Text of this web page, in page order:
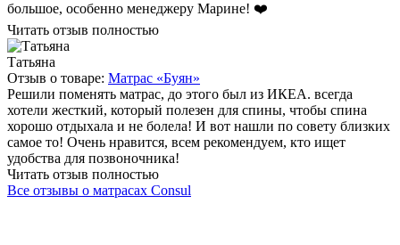
большое, особенно менеджеру Марине! ❤️
Читать отзыв полностью
Татьяна
Отзыв о товаре: Матрас «Буян»
Решили поменять матрас, до этого был из ИКЕА. всегда
хотели жесткий, который полезен для спины, чтобы спина
хорошо отдыхала и не болела! И вот нашли по совету близких
самое то! Очень нравится, всем рекомендуем, кто ищет
удобства для позвоночника!
Читать отзыв полностью
Все отзывы о матрасах Consul